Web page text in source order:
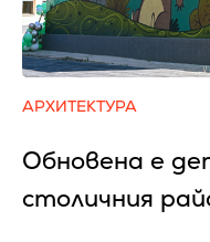
АРХИТЕКТУРА
Обновена е
столичния